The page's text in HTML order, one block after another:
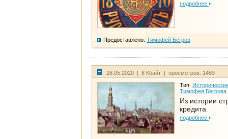
подробнее
Предоставлено: Тимофей Бегров
28.05.2020 | 8 Кбайт | просмотров: 1469
Тип:
Тимофея Бегрова
Из истории
кредита
подробнее